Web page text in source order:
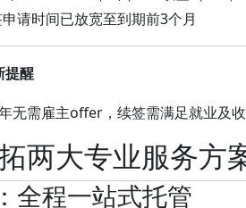
请时间已放宽至到期前3个月
醒
无需雇主offer，续签需满足就业及
两大专业服务方
全程一站式托管